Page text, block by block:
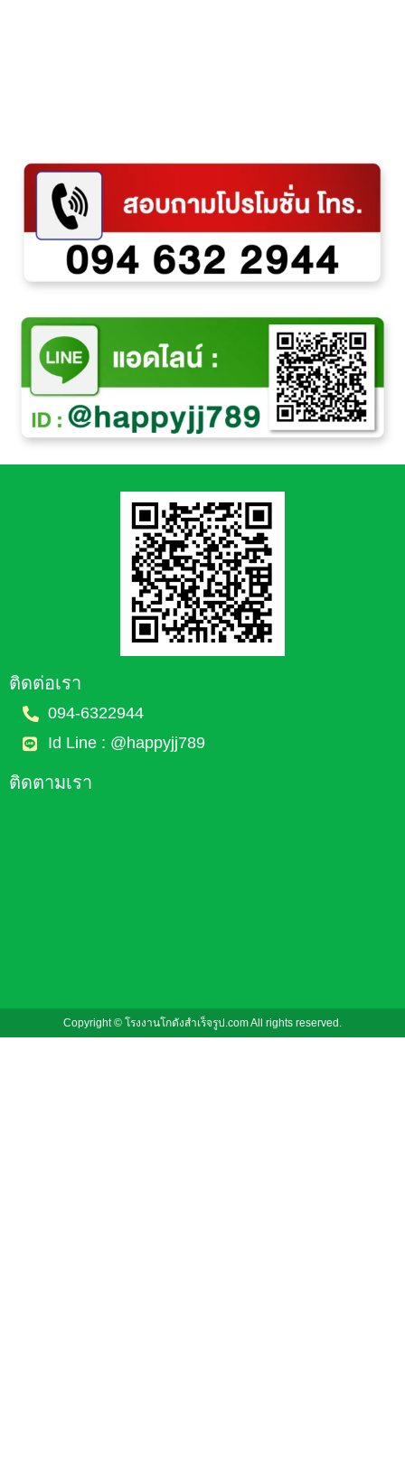
ติดต่อเรา
094-6322944
Id Line : @happyjj789
ติดตามเรา
Copyright © โรงงานโกดังสําเร็จรูป.com All rights reserved.